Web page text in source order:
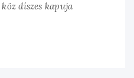
díszes kapuja